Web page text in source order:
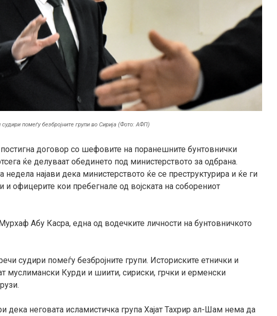
помеѓу безбројните групи во Сирија (Фото: АФП)
договор со шефовите на поранешните бунтовнички
ќе делуваат обединето под министерството за одбрана.
најави дека министерството ќе се преструктурира и ќе ги
офицерите кои пребегнале од војската на соборениот
Абу Касра, една од водечките личности на бунтовничкото
судири помеѓу безбројните групи. Историските етнички и
муслимански Курди и шиити, сириски, грчки и ерменски
неговата исламистичка група Хајат Тахрир ал-Шам нема да